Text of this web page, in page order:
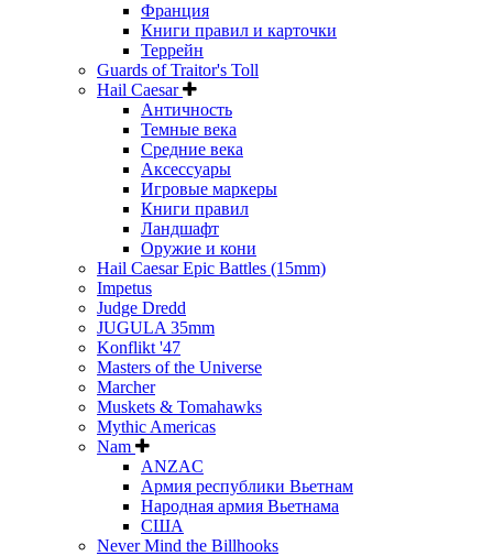
Франция
Книги правил и карточки
Террейн
Guards of Traitor's Toll
Hail Caesar
Античность
Темные века
Средние века
Аксессуары
Игровые маркеры
Книги правил
Ландшафт
Оружие и кони
Hail Caesar Epic Battles (15mm)
Impetus
Judge Dredd
JUGULA 35mm
Konflikt '47
Masters of the Universe
Marcher
Muskets & Tomahawks
Mythic Americas
Nam
ANZAC
Армия республики Вьетнам
Народная армия Вьетнама
США
Never Mind the Billhooks